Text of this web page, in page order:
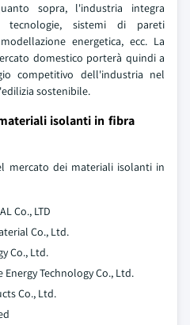
sopra, l'industria integra
sistemi di pareti
energetica, ecc. La
domestico porterà quindi a
competitivo dell'industria nel
sostenibile.
isolanti in fibra
mercato dei materiali isolanti in
Co., LTD
Co., Ltd.
Co., Ltd.
Technology Co., Ltd.
Co., Ltd.